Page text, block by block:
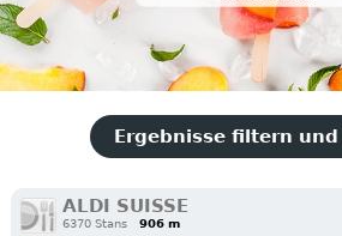
Ergebnisse filtern
ALDI SUISSE
6370 Stans 906 m